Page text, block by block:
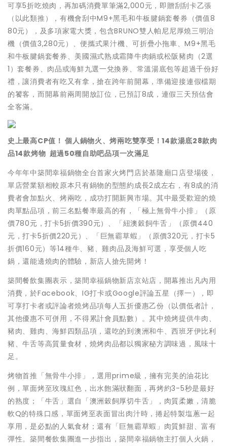
可享5折吃燒肉，再加碼消費單筆滿2,000元，即贈刮刮卡乙張
（以此類推），有機會刮中M9+黑毛和牛板腱鍋套餐券（價值8
80元），及多項家電大獎，包含BRUNO雙人帕尼尼厚燒三明治
機（價值3,280元）、便攜式果汁機、可折疊小拖車、M9+黑毛
和牛板腱鍋套餐券、美國濕式熟成霜降牛肉鍋或松阪豬肉（2選
1）套餐券、肉品或海鮮九選一兌換券、常溫湯底包等超過千份好
禮，讓消費者有吃又有拿，搶在跨年前開幕，準備迎接連假檔期
的饕客，而開幕前兩周開放訂位，已預訂8成，連假三天預估會
全客滿。
史上最高CP值！ 個人鍋物火、烤兩吃雙享受！14款湯底28款肉
品14款烤物 超過50種自助吧品項一次滿足
今年年中築間幸福鍋物全台首家火烤門店於基隆廟口店登場後，
單店營業額相較原本只有鍋物的型態約成長2成左右，有8成的消
費者會加點火、烤兩吃，成功打開新興市場。其中最受歡迎的燒
肉單點品項，前三名點餐率最高的有，「極上無骨牛小排」（原
價780元，打卡5折價390元）、「紐澳穀飼牛舌」（原價440
元，打卡5折價220元）、「巨無霸草蝦」（原價320元，打卡5
折價160元）等14種牛、豬、雞肉品及海鮮可選，享受個人吃
鍋，還能邊燒肉的體驗，新店人搶先開烤！
築間餐飲集團表示，築間幸福鍋物新店京站店，開幕推出凡內用
消費，於Facebook、IG打卡或Google評論五星（擇一），即
可享打卡者或評論者燒烤品項每人五折優惠乙份（以價低者計，
其他優惠不可併用，不得累計會員點數）。其中燒烤提供牛肉、
豬肉、雞肉、海鮮四類品項，還吃的到澳洲和牛、西班牙伊比利
豬、牛舌等高質量食材，燒烤肉品都以獨家秘方調味過，風味十
足。
烤物首推「無骨牛小排」，選用prime級，擁有完美的油花比
例，單面烤至玫瑰紅色，出水飽滿狀翻面，再烤約3-5秒是最好
的熟度；「牛舌」選自「澳洲穀飼厚切牛舌」，肉質柔嫩，清脆
軟Q的特殊口感，單面烤至表面冒出肉汁時，捲起特製塩蔥一起
享用，是必點的人氣食材；還有「巨無霸草蝦」肉質鮮甜、富有
彈性。築間餐飲集團進一步指出，築間幸福鍋物主打個人火鍋，